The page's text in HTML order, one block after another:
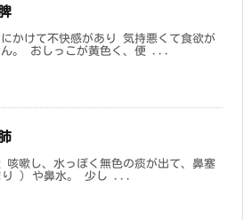
脾
かけて不快感があり 気持悪くて食欲が
ん。 おしっこが黄色く、便 ...
咳嗽し、水っぽく無色の痰が出て、鼻塞
り ) や鼻水。 少し ...